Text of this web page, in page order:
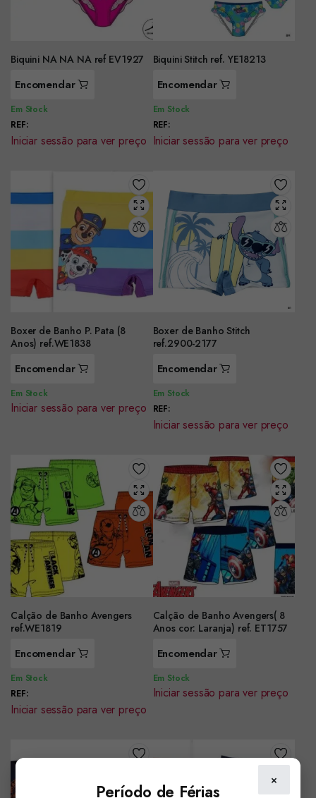
Biquini NA NA NA ref EV1927
Encomendar
Em Stock
REF:
Iniciar sessão para ver preço
Biquini Stitch ref. YE18213
Encomendar
Em Stock
REF:
Iniciar sessão para ver preço
Boxer de Banho P. Pata (8
Anos) ref.WE1838
Encomendar
Em Stock
Iniciar sessão para ver preço
Boxer de Banho Stitch
ref.2900-2177
Encomendar
Em Stock
REF:
Iniciar sessão para ver preço
Calção de Banho Avengers
ref.WE1819
Encomendar
Em Stock
REF:
Iniciar sessão para ver preço
Calção de Banho Avengers( 8
Anos cor: Laranja) ref. ET1757
Encomendar
Em Stock
Iniciar sessão para ver preço
×
Período de Férias